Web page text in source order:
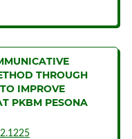
THROUGH
IMPROVE
PKBM PESONA